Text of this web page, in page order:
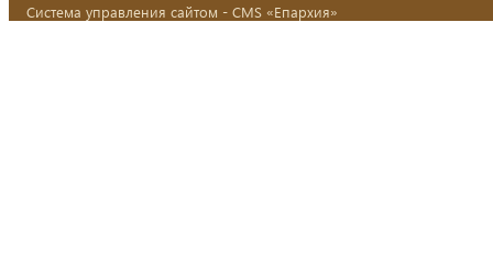
Система управления сайтом - CMS «Епархия»